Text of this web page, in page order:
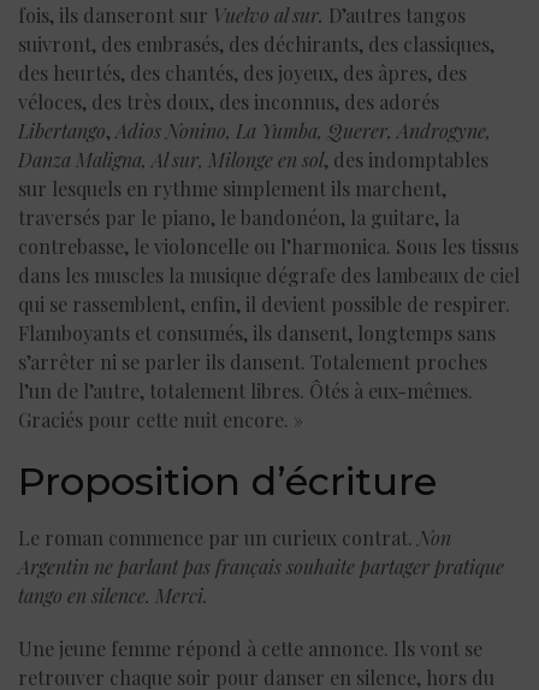
fois, ils danseront sur Vuelvo al sur. D’autres tangos
suivront, des embrasés, des déchirants, des classiques,
des heurtés, des chantés, des joyeux, des âpres, des
véloces, des très doux, des inconnus, des adorés
Libertango, Adios Nonino, La Yumba, Querer, Androgyne,
Danza Maligna, Al sur, Milongeen sol, des indomptables
sur lesquels en rythme simplement ils marchent,
traversés par le piano, le bandonéon, la guitare, la
contrebasse, le violoncelle ou l’harmonica. Sous les tissus
dans les muscles la musique dégrafe des lambeaux de ciel
qui se rassemblent, enfin, il devient possible de respirer.
Flamboyants et consumés, ils dansent, longtemps sans
s’arrêter ni se parler ils dansent. Totalement proches
l’un de l’autre, totalement libres. Ôtés à eux-mêmes.
Graciés pour cette nuit encore. »
Proposition d’écriture
Le roman commence par un curieux contrat. Non
Argentin ne parlant pas français souhaite partager pratique
tango en silence. Merci.
Une jeune femme répond à cette annonce. Ils vont se
retrouver chaque soir pour danser en silence, hors du